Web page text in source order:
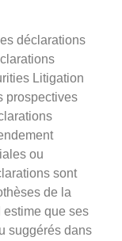
déclarations
Litigation
prospectives
ou
sont
de la
estime que ses
suggérés dans